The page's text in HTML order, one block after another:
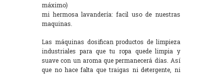
máximo)
mi hermosa lavandería: facil uso de nuestras
maquinas.
Las máquinas dosifican productos de limpieza
industriales para que tu ropa quede limpia y
suave con un aroma que permanecerá días. Así
que no hace falta que traigas ni detergente, ni